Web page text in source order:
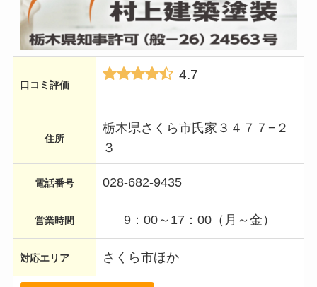
口コミ評価
4.7
住所
栃木県さくら市氏家３４７７−２
３
電話番号 028-682-9435
営業時間 9：00～17：00（月～金）
対応エリア さくら市ほか